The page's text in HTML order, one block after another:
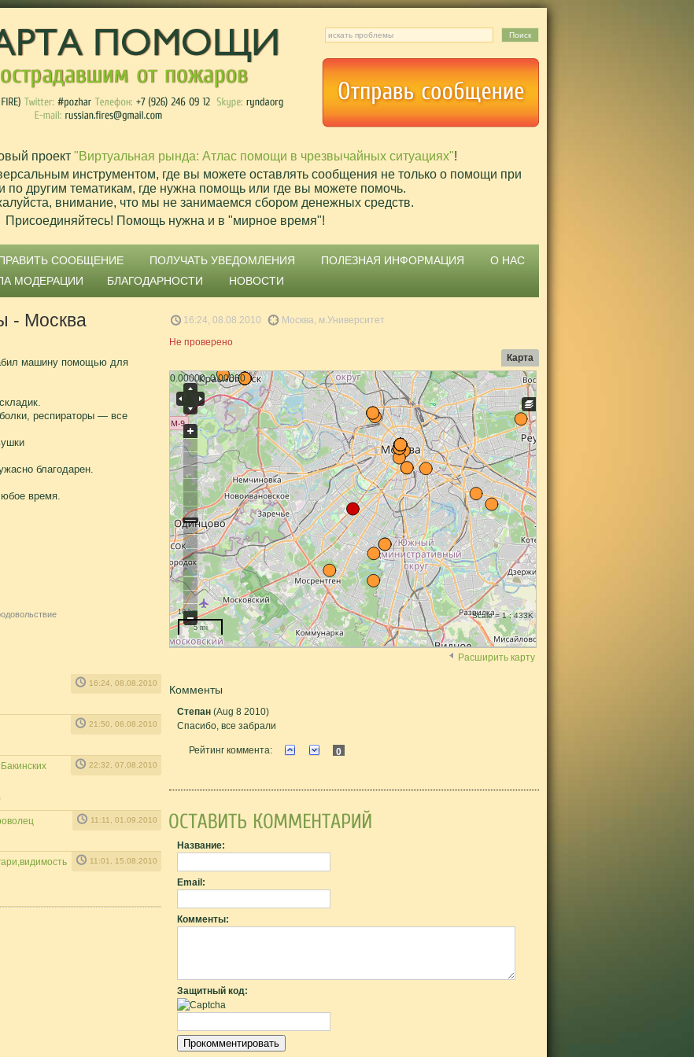
проект "Виртуальная рында: Атлас помощи в чрезвычайных ситуациях"!
инструментом, где вы можете оставлять сообщения не только о помощи при
по другим тематикам, где нужна помощь или где вы можете помочь.
внимание, что мы не занимаемся сбором денежных средств.
Присоединяйтесь! Помощь нужна и в "мирное время"!
СООБЩЕНИЕ ПОЛУЧАТЬ УВЕДОМЛЕНИЯ ПОЛЕЗНАЯ ИНФОРМАЦИЯ
О НАС
МОДЕРАЦИИ БЛАГОДАРНОСТИ НОВОСТИ
- Москва
машину помощью для
респираторы — все
благодарен.
время.
16:24, 08.08.2010
21:50, 06.08.2010
22:32, 07.08.2010
11:11, 01.09.2010
11:01, 15.08.2010
16:24, 08.08.2010
Москва, м.Университет
Не проверено
Карта
0.00000, 0.00000
Scale = 1 : 433K
10 km
5 mi
Расширить карту
Комменты
Степан (Aug 8 2010)
Спасибо, все забрали
Рейтинг коммента: 0
Название:
Email:
Комменты:
Защитный код: